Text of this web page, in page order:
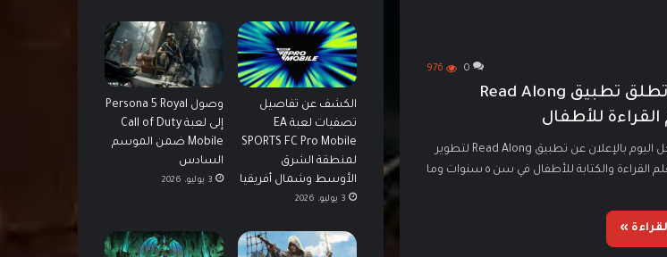
0
976
جوجل تطلق تطبيق Read Along
القراءة للأطفال
قامت جوجل اليوم بالإعلان عن تطبيق Read Along لتطوير
مهارات تعلم القراءة والكتابة للأطفال في سن ٥ سنوات وما
»
الكشف عن تفاصيل
تصفيات لعبة EA
SPORTS FC Pro Mobile
لمنطقة الشرق
الأوسط وشمال أفريقيا
3 يوليو، 2026
وصول Persona 5 Royal
إلى لعبة Call of Duty
Mobile ضمن الموسم
السادس
3 يوليو، 2026